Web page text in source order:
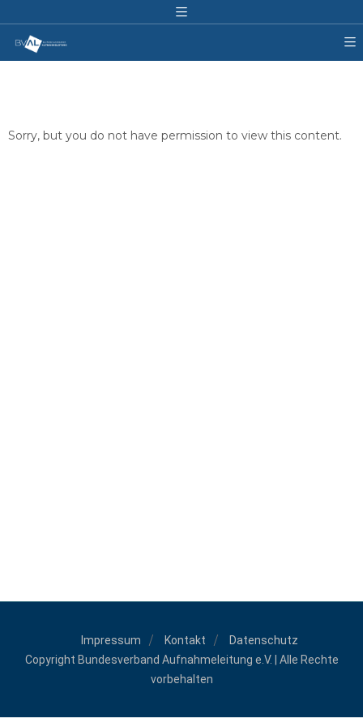
Sorry, but you do not have permission to view this content.
Impressum Kontakt
Datenschutz
Copyright Bundesverband Aufnahmeleitung e.V. | Alle Rechte
vorbehalten